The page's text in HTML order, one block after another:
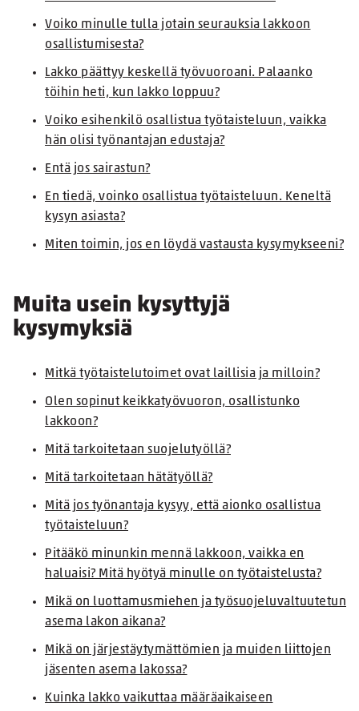
Voiko minulle tulla jotain seurauksia lakkoon
osallistumisesta?
Lakko päättyy keskellä työvuoroani. Palaanko
töihin heti, kun lakko loppuu?
Voiko esihenkilö osallistua työtaisteluun, vaikka
hän olisi työnantajan edustaja?
Entä jos sairastun?
En tiedä, voinko osallistua työtaisteluun. Keneltä
kysyn asiasta?
Miten toimin, jos en löydä vastausta kysymykseeni?
Muita usein kysyttyjä
kysymyksiä
Mitkä työtaistelutoimet ovat laillisia ja milloin?
Olen sopinut keikkatyövuoron, osallistunko
lakkoon?
Mitä tarkoitetaan suojelutyöllä?
Mitä tarkoitetaan hätätyöllä?
Mitä jos työnantaja kysyy, että aionko osallistua
työtaisteluun?
Pitääkö minunkin mennä lakkoon, vaikka en
haluaisi? Mitä hyötyä minulle on työtaistelusta?
Mikä on luottamusmiehen ja työsuojeluvaltuutetun
asema lakon aikana?
Mikä on järjestäytymättömien ja muiden liittojen
jäsenten asema lakossa?
Kuinka lakko vaikuttaa määräaikaiseen